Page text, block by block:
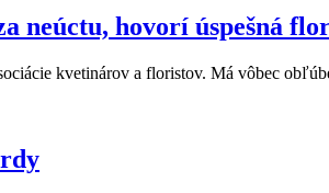
neúctu, hovorí úspešná
kvetinárov a floristov. Má vôbec